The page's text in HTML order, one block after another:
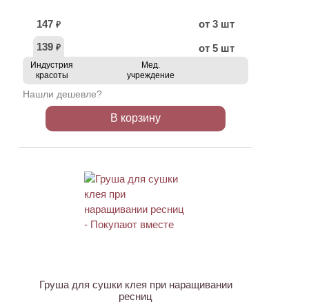
147 ₽
от 3 шт
139 ₽ от 5 шт
Индустрия
красоты
Мед.
учреждение
Нашли дешевле?
В корзину
Груша для сушки клея при наращивании
ресниц